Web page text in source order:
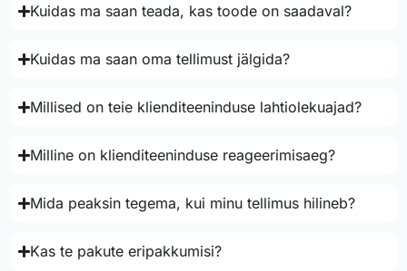
Kuidas ma saan teada, kas toode on saadaval?
Kuidas ma saan oma tellimust jälgida?
Millised on teie klienditeeninduse lahtiolekuajad?
Milline on klienditeeninduse reageerimisaeg?
Mida peaksin tegema, kui minu tellimus hilineb?
Kas te pakute eripakkumisi?